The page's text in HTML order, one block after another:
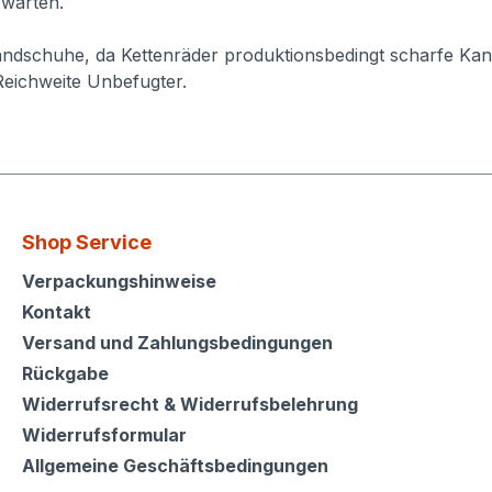
da Kettenräder produktionsbedingt scharfe
Unbefugter.
Shop Service
Shop Service
Verpackungshinweise
Kontakt
Versand und Zahlungsbedingungen
Rückgabe
Widerrufsrecht & Widerrufsbelehrung
Widerrufsformular
Allgemeine Geschäftsbedingungen